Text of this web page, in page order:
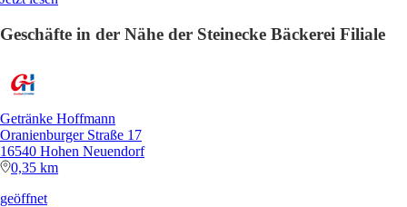
Geschäfte in der Nähe der Steinecke Bäckerei Filiale
Getränke Hoffmann
Oranienburger Straße 17
16540 Hohen Neuendorf
0,35 km
geöffnet